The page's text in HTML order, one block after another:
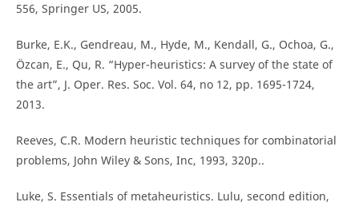
556, Springer US, 2005.
Burke, E.K., Gendreau, M., Hyde, M., Kendall, G., Ochoa, G.,
Özcan, E., Qu, R. “Hyper-heuristics: A survey of the state of
the art”, J. Oper. Res. Soc. Vol. 64, no 12, pp. 1695-1724,
2013.
Reeves, C.R. Modern heuristic techniques for combinatorial
problems, John Wiley & Sons, Inc, 1993, 320p..
Luke, S. Essentials of metaheuristics. Lulu, second edition,